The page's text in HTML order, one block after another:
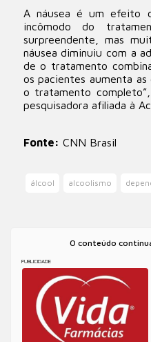
A náusea é um efeito
incômodo do
surpreendente, mas
náusea diminuiu com a
de o tratamento
os pacientes aumenta as
o tratamento
pesquisadora afiliada à
Fonte: CNN Brasil
álcool alcoolismo
O conteúdo
PUBLICIDADE